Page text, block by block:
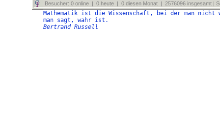
Besucher: 0 online | 0 heute | 0 diesen Monat | 2576096 insgesamt |
Mathematik ist die Wissenschaft, bei der man nicht
man sagt, wahr ist.
Bertrand Russell